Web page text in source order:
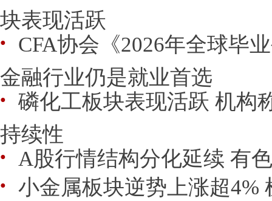
块表现活跃
● CFA协会《2026年全球毕
金融行业仍是就业首选
● 磷化工板块表现活跃 机构
持续性
● A股行情结构分化延续 有
● 小金属板块逆势上涨超4%